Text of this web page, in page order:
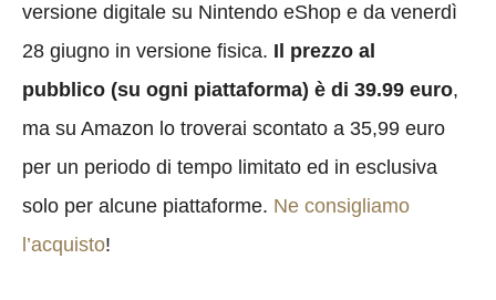
versione digitale su Nintendo eShop e da venerdì
28 giugno in versione fisica. Il prezzo al
pubblico (su ogni piattaforma) è di 39.99 euro,
ma su Amazon lo troverai scontato a 35,99 euro
per un periodo di tempo limitato ed in esclusiva
solo per alcune piattaforme. Ne consigliamo
l’acquisto!